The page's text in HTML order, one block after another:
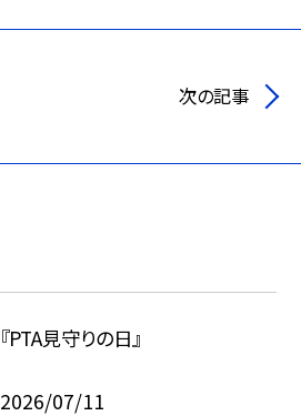
次の記事
『PTA見守りの日』
2026/07/11